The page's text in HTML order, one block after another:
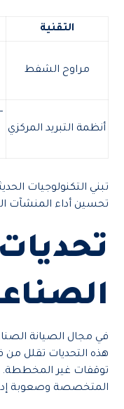
التقنية
مراوح الشفط
أنظمة التبريد المركزي
تبني التكنولوجيات
تحسين أداء المنشآت
في مجال الصيانة
هذه التحديات تقلل من
توقفات غير المخططة.
المتخصصة وصعوبة